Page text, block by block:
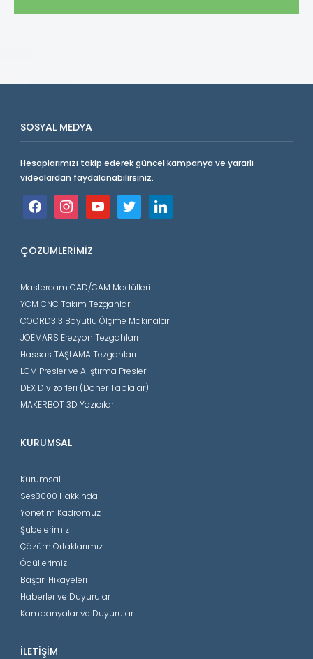
SOSYAL MEDYA
Hesaplarımızı takip ederek güncel kampanya ve yararlı
videolardan faydalanabilirsiniz.
facebookinstagramyoutube twitter linkedin
ÇÖZÜMLERIMIZ
Mastercam CAD/CAM Modülleri
YCM CNC Takım Tezgahları
COORD3 3 Boyutlu Ölçme Makinaları
JOEMARS Erezyon Tezgahları
Hassas TAŞLAMA Tezgahları
LCM Presler ve Alıştırma Presleri
DEX Divizörleri (Döner Tablalar)
MAKERBOT 3D Yazıcılar
KURUMSAL
Kurumsal
Ses3000 Hakkında
Yönetim Kadromuz
Şubelerimiz
Çözüm Ortaklarımız
Ödüllerimiz
Başarı Hikayeleri
Haberler ve Duyurular
Kampanyalar ve Duyurular
İLETIŞIM